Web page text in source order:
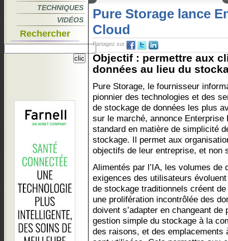
TECHNIQUES
VIDÉOS
Rechercher
Pure Storage lance
Cloud
Partagez sur
Objectif : permettre aux
données au lieu du
Pure Storage, le fournisseur
pionnier des technologies et des
de stockage de données les plus
sur le marché, annonce Enterprise
standard en matière de simplicité
stockage. Il permet aux
objectifs de leur entreprise, et non
Alimentés par l’IA, les volumes de
exigences des utilisateurs
de stockage traditionnels créent
une prolifération incontrôlée des
doivent s’adapter en changeant
gestion simple du stockage à la
des raisons, et des emplacements